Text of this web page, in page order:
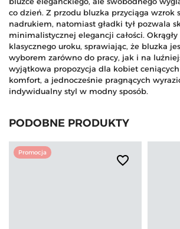
co dzień. Z przodu bluzka przyciąga wzrok
nadrukiem, natomiast gładki tył pozwala
minimalistycznej elegancji całości.
klasycznego uroku, sprawiając, że bluzka
wyborem zarówno do pracy, jak i na
wyjątkowa propozycja dla kobiet
komfort, a jednocześnie pragnących
indywidualny styl w modny sposób.
PODOBNE PRODUKTY
Promocja
favorite_border